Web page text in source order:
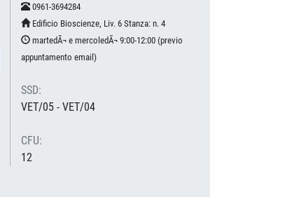
0961-3694284
Edificio Bioscienze, Liv. 6 Stanza: n. 4
martedÃ¬ e mercoledÃ¬ 9:00-12:00 (previo
appuntamento email)
SSD:
VET/05 - VET/04
CFU:
12